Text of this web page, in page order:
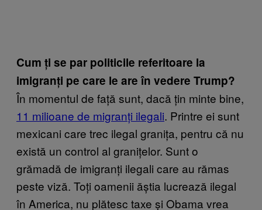
Cum ți se par politicile referitoare la
imigranți pe care le are în vedere Trump?
În momentul de față sunt, dacă țin minte bine,
11 milioane de migranți ilegali. Printre ei sunt
mexicani care trec ilegal granița, pentru că nu
există un control al granițelor. Sunt o
grămadă de imigranți ilegali care au rămas
peste viză. Toți oamenii ăștia lucrează ilegal
în America, nu plătesc taxe și Obama vrea